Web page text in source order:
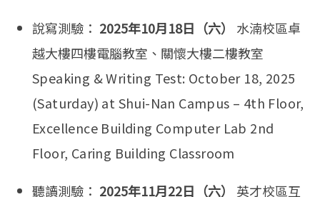
說寫測驗： 2025年10月18日（六）
水湳校區卓
越大樓四樓電腦教室、關懷大樓二樓教室
Speaking & Writing Test: October 18, 2025
(Saturday) at Shui-Nan Campus – 4th Floor,
Excellence Building Computer Lab 2nd
Floor, Caring Building Classroom
聽讀測驗： 2025年11月22日（六） 英才校區互